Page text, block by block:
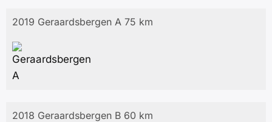
2019 Geraardsbergen A 75 km
2018 Geraardsbergen B 60 km